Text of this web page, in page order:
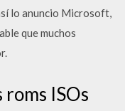
lo anuncio Microsoft,
que muchos
ISOs